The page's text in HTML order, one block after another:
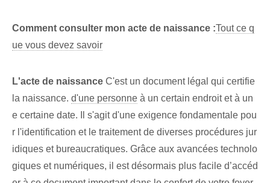
Comment consulter mon acte de naissance :Tout ce q
ue vous devez savoir
L'acte de naissance C'est un document légal qui certifie
la naissance. d'une personne à un certain endroit et à un
e certaine date. Il s'agit d'une exigence fondamentale pou
r l'identification et le traitement de diverses procédures jur
idiques et bureaucratiques. Grâce aux avancées technolo
giques et numériques, il est désormais plus facile d’accéd